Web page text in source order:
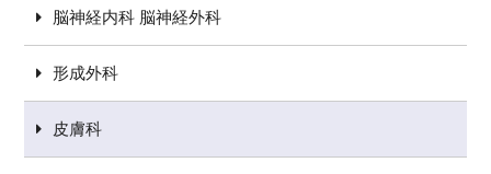
脳神経内科 脳神経外科
形成外科
皮膚科